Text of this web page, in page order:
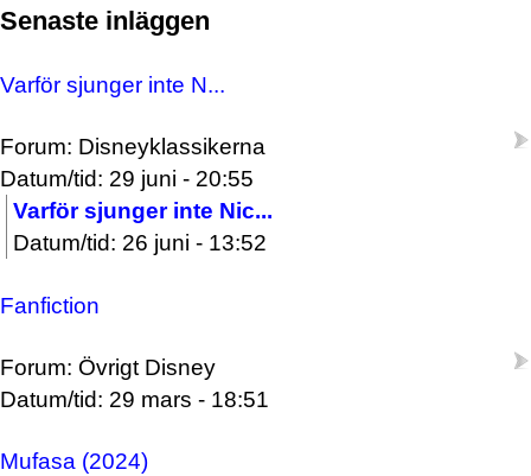
Senaste inläggen
Varför sjunger inte N...
Forum: Disneyklassikerna
Datum/tid: 29 juni - 20:55
Varför sjunger inte Nic...
Datum/tid: 26 juni - 13:52
Fanfiction
Forum: Övrigt Disney
Datum/tid: 29 mars - 18:51
Mufasa (2024)